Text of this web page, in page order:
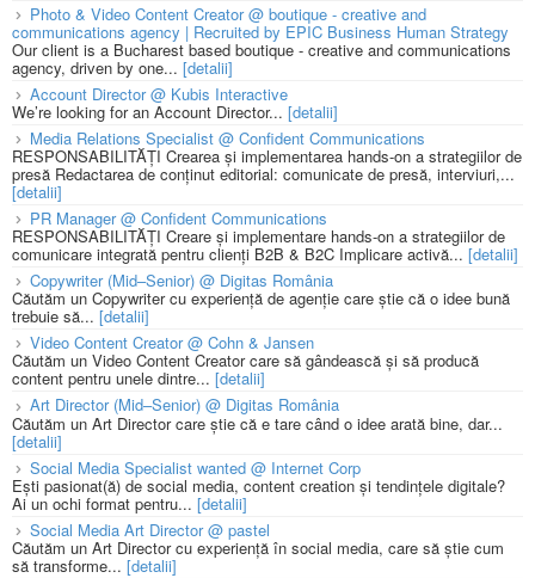
Photo & Video Content Creator @ boutique - creative and
communications agency | Recruited by EPIC Business Human Strategy
Our client is a Bucharest based boutique - creative and communications
agency, driven by one... [detalii]
Account Director @ Kubis Interactive
We’re looking for an Account Director... [detalii]
Media Relations Specialist @ Confident Communications
RESPONSABILITĂȚI Crearea și implementarea hands-on a strategiilor de
presă Redactarea de conținut editorial: comunicate de presă, interviuri,...
[detalii]
PR Manager @ Confident Communications
RESPONSABILITĂȚI Creare și implementare hands-on a strategiilor de
comunicare integrată pentru clienți B2B & B2C Implicare activă... [detalii]
Copywriter (Mid–Senior) @ Digitas România
Căutăm un Copywriter cu experiență de agenție care știe că o idee bună
trebuie să... [detalii]
Video Content Creator @ Cohn & Jansen
Căutăm un Video Content Creator care să gândească și să producă
content pentru unele dintre... [detalii]
Art Director (Mid–Senior) @ Digitas România
Căutăm un Art Director care știe că e tare când o idee arată bine, dar...
[detalii]
Social Media Specialist wanted @ Internet Corp
Ești pasionat(ă) de social media, content creation și tendințele digitale?
Ai un ochi format pentru... [detalii]
Social Media Art Director @ pastel
Căutăm un Art Director cu experiență în social media, care să știe cum
să transforme... [detalii]